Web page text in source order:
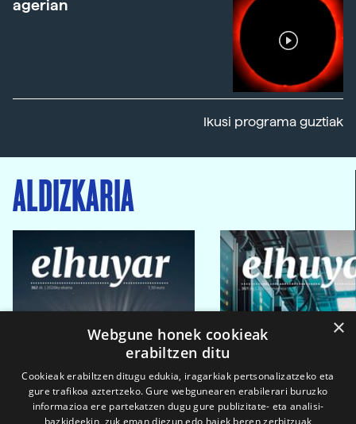
agerian
Ikusi programa guztiak
ALDIZKARIA
×
Webgune honek cookieak
erabiltzen ditu
Cookieak erabiltzen ditugu edukia, iragarkiak pertsonalizatzeko eta
gure trafikoa aztertzeko. Gure webgunearen erabilerari buruzko
informazioa ere partekatzen dugu gure publizitate- eta analisi-
bazkideekin, zuk eman diezun edo haiek beren zerbitzuak